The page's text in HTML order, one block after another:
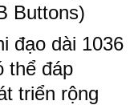
Buttons)
đạo dài 1036
thể đáp
triển rộng